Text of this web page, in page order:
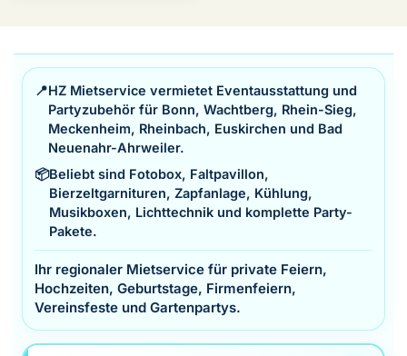
📍HZ Mietservice vermietet Eventausstattung und
Partyzubehör für Bonn, Wachtberg, Rhein-Sieg,
Meckenheim, Rheinbach, Euskirchen und Bad
Neuenahr-Ahrweiler.
📦Beliebt sind Fotobox, Faltpavillon,
Bierzeltgarnituren, Zapfanlage, Kühlung,
Musikboxen, Lichttechnik und komplette Party-
Pakete.
Ihr regionaler Mietservice für private Feiern,
Hochzeiten, Geburtstage, Firmenfeiern,
Vereinsfeste und Gartenpartys.